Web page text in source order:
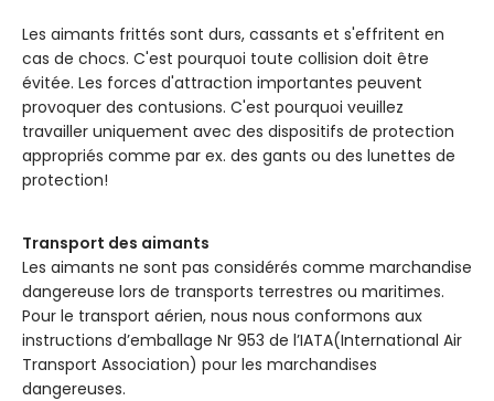
Les aimants frittés sont durs, cassants et s'effritent en
cas de chocs. C'est pourquoi toute collision doit être
évitée. Les forces d'attraction importantes peuvent
provoquer des contusions. C'est pourquoi veuillez
travailler uniquement avec des dispositifs de protection
appropriés comme par ex. des gants ou des lunettes de
protection!
Transport des aimants
Les aimants ne sont pas considérés comme marchandise
dangereuse lors de transports terrestres ou maritimes.
Pour le transport aérien, nous nous conformons aux
instructions d’emballage Nr 953 de l’IATA(International Air
Transport Association) pour les marchandises
dangereuses.